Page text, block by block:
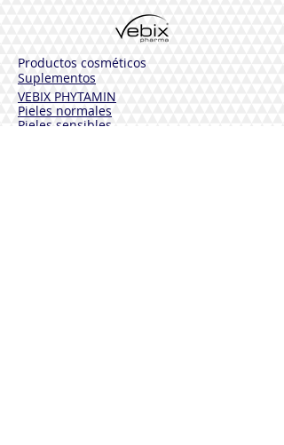
Productos cosméticos
Suplementos
VEBIX PHYTAMIN
Pieles normales
Pieles sensibles